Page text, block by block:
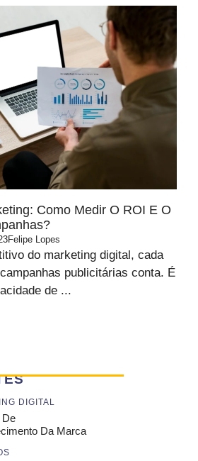
Como Medir O ROI E O
Felipe Lopes
do marketing digital, cada
publicitárias conta. É
de ...
DIGITAL
De
Da Marca